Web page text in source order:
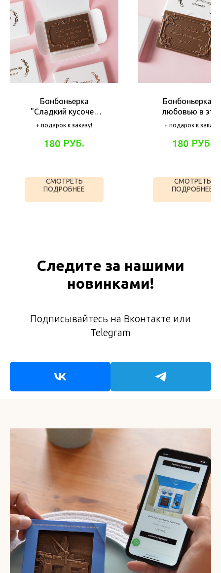
Бонбоньерка
"Сладкий кусочек
нашего счастья для
+ подарок к заказу!
180 РУБ.
СМОТРЕТЬ
ПОДРОБНЕЕ
Бонбоньерка
любовью в
счастливый
+ подарок к заказу!
180 РУБ.
СМОТРЕТЬ
ПОДРОБНЕЕ
Следите за нашими
новинками!
Подписывайтесь на Вконтакте или
Telegram